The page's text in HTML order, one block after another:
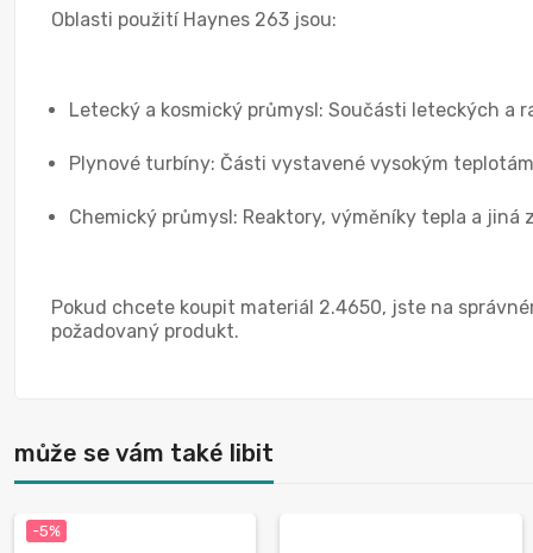
Oblasti použití Haynes 263 jsou:
Letecký a kosmický průmysl: Součásti leteckých a
Plynové turbíny: Části vystavené vysokým
Chemický průmysl: Reaktory, výměníky tepla a
Pokud chcete koupit materiál 2.4650, jste na
požadovaný produkt.
může se vám také libit
-5%